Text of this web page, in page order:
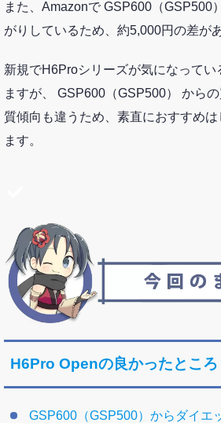
また、Amazonで GSP600（GSP500
がりしているため、約5,000円の差が
新規でH6Proシリーズが気になってい
ますが、 GSP600（GSP500） から
質傾向も違うため、素直におすすめ
ます。
H6Pro Openの良かったところ
GSP600（GSP500）からダイエ